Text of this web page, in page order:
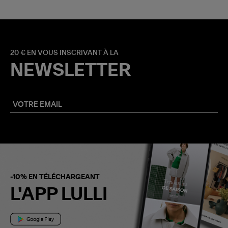
20 € EN VOUS INSCRIVANT À LA
NEWSLETTER
-10% EN TÉLÉCHARGEANT
L'APP LULLI